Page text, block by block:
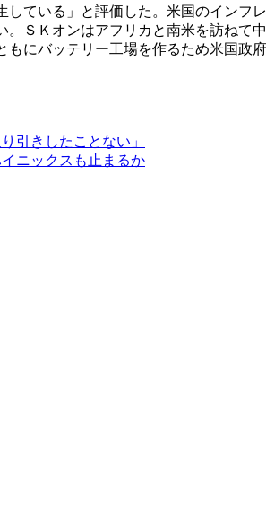
ている」と評価した。米国のインフ
ＳＫオンはアフリカと南米を訪ねて
にバッテリー工場を作るため米国政
引きしたことない」
ニックスも止まるか